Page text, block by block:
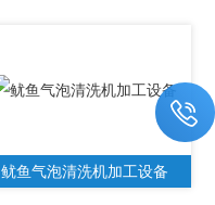
鱿鱼气泡清洗机加工设备